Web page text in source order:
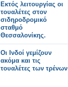
Εκτός λειτουργίας οι
τουαλέτες στον
σιδηροδρομικό
σταθμό
Θεσσαλονίκης.
Οι Ινδοί γεμίζουν
ακόμα και τις
τουαλέτες των τρένων